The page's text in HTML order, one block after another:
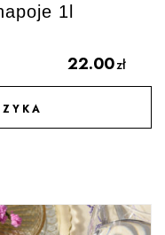
1l
22.00zł